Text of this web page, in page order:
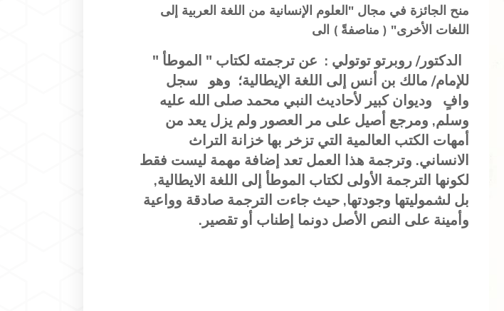
منح الجائزة في مجال "العلوم الإنسانية من اللغة العربية إلى
اللغات الأخرى" ( مناصفةً ) الى
الدكتور/ روبرتو توتولي : عن ترجمته لكتاب " الموطأ "
للإمام/ مالك بن أنس إلى اللغة الإيطالية؛ وهو
سجل
وافٍ
وديوان كبير لأحاديث النبي محمد صلى الله عليه
وسلم, ومرجع أصيل على مر العصور ولم يزل يعد من
أمهات الكتب العالمية التي تزخر بها خزانة التراث
الانساني. وترجمة هذا العمل تعد إضافة مهمة ليست فقط
لكونها الترجمة الأولى لكتاب الموطأ إلى اللغة الايطالية,
بل لشموليتها وجودتها, حيث جاءت الترجمة صادقة وواعية
وأمينة على النص الأصل دونما إطناب أو تقصير.